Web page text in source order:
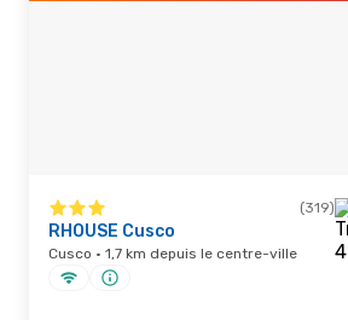
(319)
RHOUSE Cusco
Cusco · 1,7 km depuis le centre-ville